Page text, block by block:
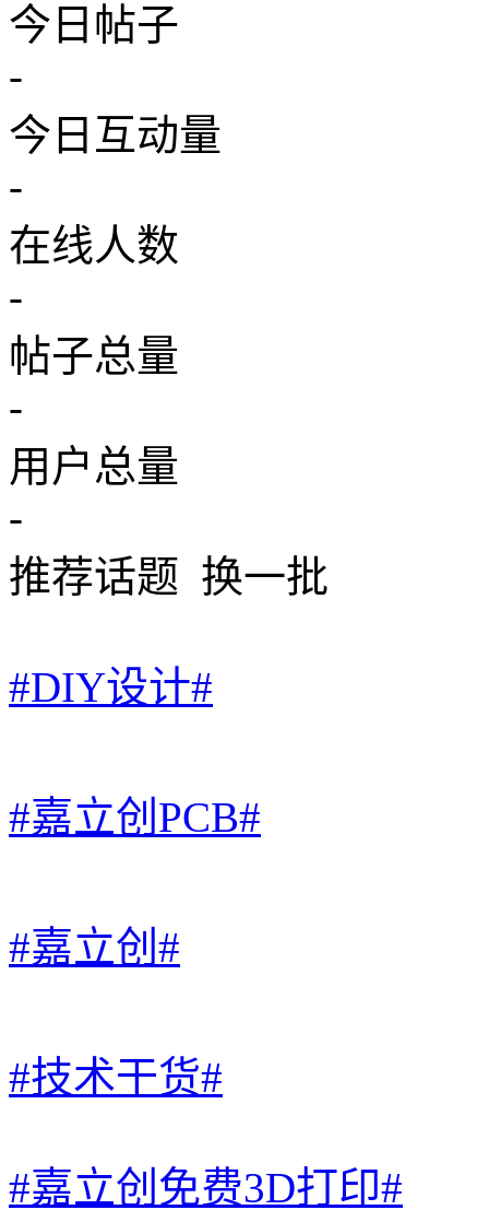
今日帖子
-
今日互动量
-
在线人数
-
帖子总量
-
用户总量
-
推荐话题 换一批
#DIY设计#
#嘉立创PCB#
#嘉立创#
#技术干货#
#嘉立创免费3D打印#